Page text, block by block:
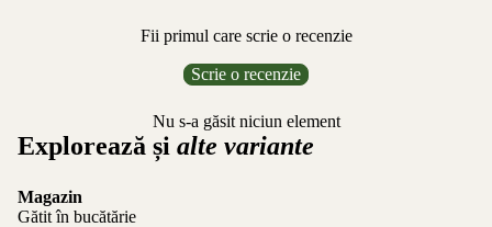
Fii primul care scrie o recenzie
Scrie o recenzie
Nu s-a găsit niciun element
Explorează și alte variante
Magazin
Gătit în bucătărie